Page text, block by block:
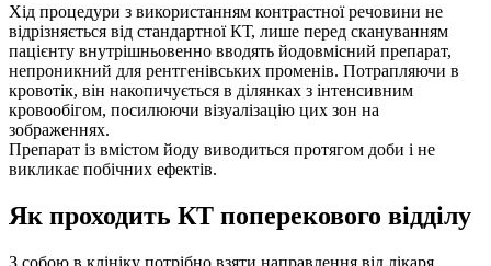
Хід процедури з використанням контрастної речовини не
відрізняється від стандартної КТ, лише перед скануванням
пацієнту внутрішньовенно вводять йодовмісний препарат,
непроникний для рентгенівських променів. Потрапляючи в
кровотік, він накопичується в ділянках з інтенсивним
кровообігом, посилюючи візуалізацію цих зон на
зображеннях.
Препарат із вмістом йоду виводиться протягом доби і не
викликає побічних ефектів.
Як проходить КТ поперекового відділу
З собою в клініку потрібно взяти направлення від лікаря,